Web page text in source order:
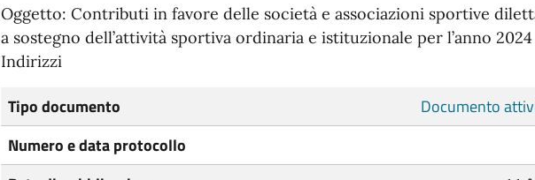
Oggetto: Contributi in favore delle società e associazioni sportive
a sostegno dell’attività sportiva ordinaria e istituzionale per l’anno
Indirizzi
Tipo documento
Documento
Numero e data protocollo